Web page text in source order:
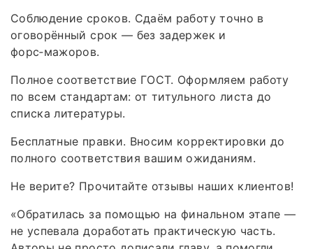
Соблюдение сроков. Сдаём работу точно в
оговорённый срок — без задержек и
форс‑мажоров.
Полное соответствие ГОСТ. Оформляем работу
по всем стандартам: от титульного листа до
списка литературы.
Бесплатные правки. Вносим корректировки до
полного соответствия вашим ожиданиям.
Не верите? Прочитайте отзывы наших клиентов!
«Обратилась за помощью на финальном этапе —
не успевала доработать практическую часть.